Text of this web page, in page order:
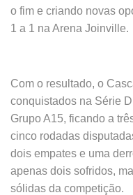
o fim e criando novas
1 a 1 na Arena Joinville.
Com o resultado, o
conquistados na Série
Grupo A15, ficando a
cinco rodadas
dois empates e uma
apenas dois sofridos,
sólidas da competição.